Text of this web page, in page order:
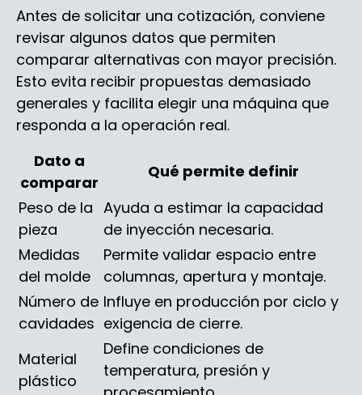
Antes de solicitar una cotización, conviene
revisar algunos datos que permiten
comparar alternativas con mayor precisión.
Esto evita recibir propuestas demasiado
generales y facilita elegir una máquina que
responda a la operación real.
Dato a
comparar
Qué permite definir
Peso de la
pieza
Ayuda a estimar la capacidad
de inyección necesaria.
Medidas
del molde
Permite validar espacio entre
columnas, apertura y montaje.
Número de
cavidades
Influye en producción por ciclo y
exigencia de cierre.
Material
plástico
Define condiciones de
temperatura, presión y